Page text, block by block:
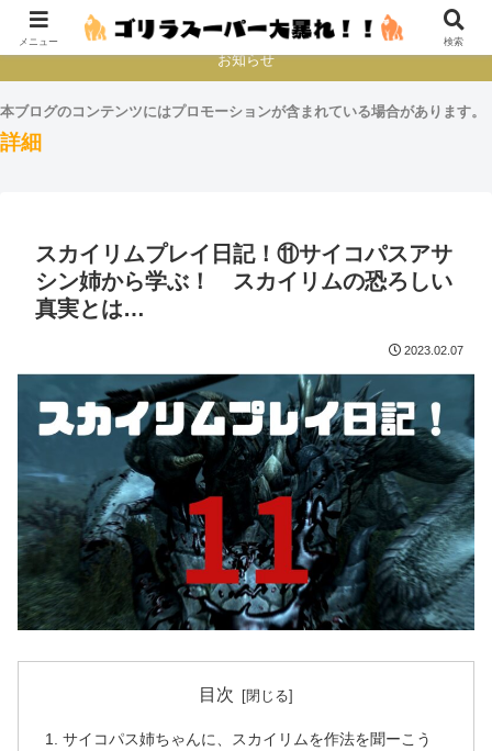
本とか映画とかゲームプレイとか
お知らせ
本ブログのコンテンツにはプロモーションが含まれている場合があります。
詳細
スカイリムプレイ日記！⑪サイコパスアサ
シン姉から学ぶ！ スカイリムの恐ろしい
真実とは…
2023.02.07
目次
サイコパス姉ちゃんに、スカイリムを作法を聞ーこう
メニュー 検索